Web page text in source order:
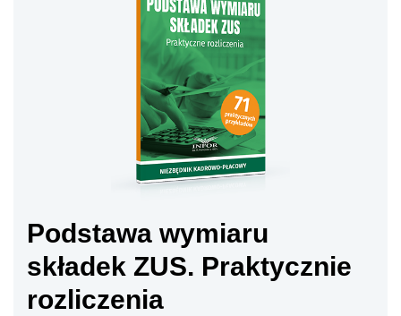
Podstawa wymiaru
składek ZUS. Praktycznie
rozliczenia